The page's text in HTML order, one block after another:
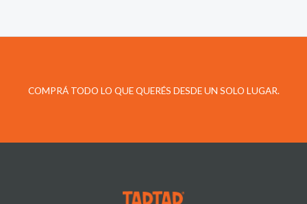
COMPRÁ TODO LO QUE QUERÉS DESDE UN SOLO LUGAR.